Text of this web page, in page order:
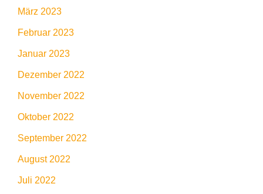
März 2023
Februar 2023
Januar 2023
Dezember 2022
November 2022
Oktober 2022
September 2022
August 2022
Juli 2022